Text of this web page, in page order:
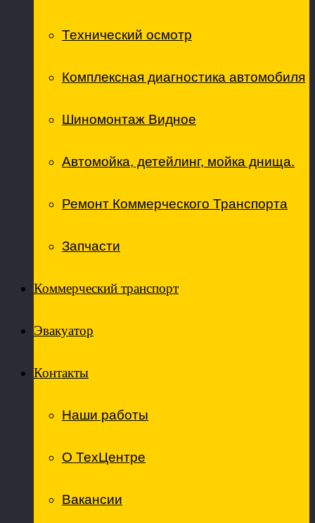
Технический осмотр
Комплексная диагностика автомобиля
Шиномонтаж Видное
Автомойка, детейлинг, мойка днища.
Ремонт Коммерческого Транспорта
Запчасти
Коммерческий транспорт
Эвакуатор
Контакты
Наши работы
О ТехЦентре
Вакансии